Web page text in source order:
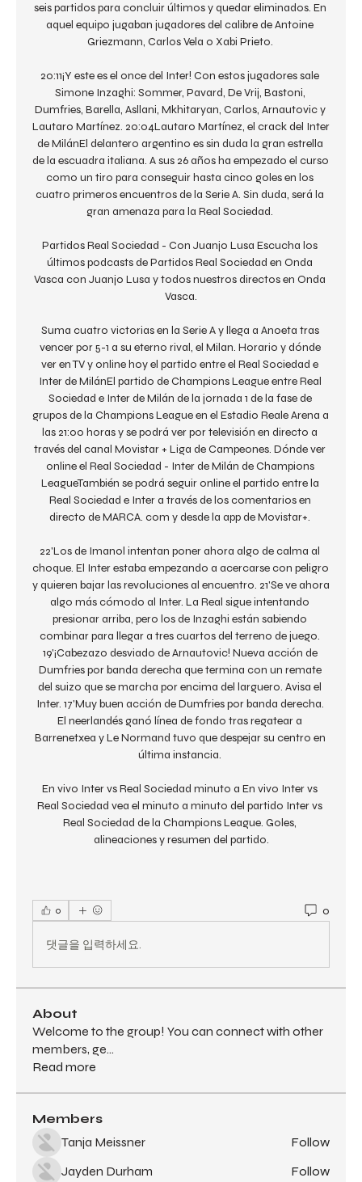
seis partidos para concluir últimos y quedar eliminados. En
aquel equipo jugaban jugadores del calibre de Antoine
Griezmann, Carlos Vela o Xabi Prieto.
20:11¡Y este es el once del Inter! Con estos jugadores sale
Simone Inzaghi: Sommer, Pavard, De Vrij, Bastoni,
Dumfries, Barella, Asllani, Mkhitaryan, Carlos, Arnautovic y
Lautaro Martínez. 20:04Lautaro Martínez, el crack del Inter
de MilánEl delantero argentino es sin duda la gran estrella
de la escuadra italiana. A sus 26 años ha empezado el curso
como un tiro para conseguir hasta cinco goles en los
cuatro primeros encuentros de la Serie A. Sin duda, será la
gran amenaza para la Real Sociedad.
Partidos Real Sociedad - Con Juanjo Lusa Escucha los
últimos podcasts de Partidos Real Sociedad en Onda
Vasca con Juanjo Lusa y todos nuestros directos en Onda
Vasca.
Suma cuatro victorias en la Serie A y llega a Anoeta tras
vencer por 5-1 a su eterno rival, el Milan. Horario y dónde
ver en TV y online hoy el partido entre el Real Sociedad e
Inter de MilánEl partido de Champions League entre Real
Sociedad e Inter de Milán de la jornada 1 de la fase de
grupos de la Champions League en el Estadio Reale Arena a
las 21:00 horas y se podrá ver por televisión en directo a
través del canal Movistar + Liga de Campeones. Dónde ver
online el Real Sociedad - Inter de Milán de Champions
LeagueTambién se podrá seguir online el partido entre la
Real Sociedad e Inter a través de los comentarios en
directo de MARCA. com y desde la app de Movistar+.
22'Los de Imanol intentan poner ahora algo de calma al
choque. El Inter estaba empezando a acercarse con peligro
y quieren bajar las revoluciones al encuentro. 21'Se ve ahora
algo más cómodo al Inter. La Real sigue intentando
presionar arriba, pero los de Inzaghi están sabiendo
combinar para llegar a tres cuartos del terreno de juego.
19'¡Cabezazo desviado de Arnautovic! Nueva acción de
Dumfries por banda derecha que termina con un remate
del suizo que se marcha por encima del larguero. Avisa el
Inter. 17'Muy buen acción de Dumfries por banda derecha.
El neerlandés ganó línea de fondo tras regatear a
Barrenetxea y Le Normand tuvo que despejar su centro en
última instancia.
En vivo Inter vs Real Sociedad minuto a En vivo Inter vs
Real Sociedad vea el minuto a minuto del partido Inter vs
Real Sociedad de la Champions League. Goles,
alineaciones y resumen del partido.
0 0
댓글을 입력하세요.
About
Welcome to the group! You can connect with other
members, ge...
Read more
Members
Tanja Meissner
Follow
Jayden Durham
Follow